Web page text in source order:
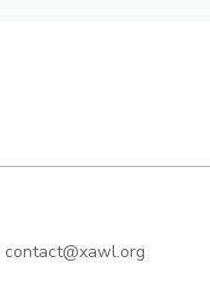
contact@xawl.org